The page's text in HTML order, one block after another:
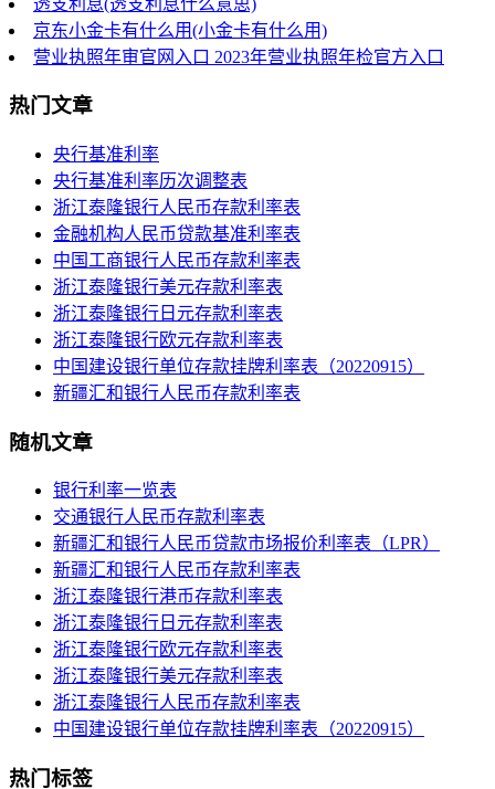
京东小金卡有什么用(小金卡有什么用)
营业执照年审官网入口 2023年营业执照年检官方入口
热门文章
央行基准利率
央行基准利率历次调整表
浙江泰隆银行人民币存款利率表
金融机构人民币贷款基准利率表
中国工商银行人民币存款利率表
浙江泰隆银行美元存款利率表
浙江泰隆银行日元存款利率表
浙江泰隆银行欧元存款利率表
中国建设银行单位存款挂牌利率表（20220915）
新疆汇和银行人民币存款利率表
随机文章
银行利率一览表
交通银行人民币存款利率表
新疆汇和银行人民币贷款市场报价利率表（LPR）
新疆汇和银行人民币存款利率表
浙江泰隆银行港币存款利率表
浙江泰隆银行日元存款利率表
浙江泰隆银行欧元存款利率表
浙江泰隆银行美元存款利率表
浙江泰隆银行人民币存款利率表
中国建设银行单位存款挂牌利率表（20220915）
热门标签